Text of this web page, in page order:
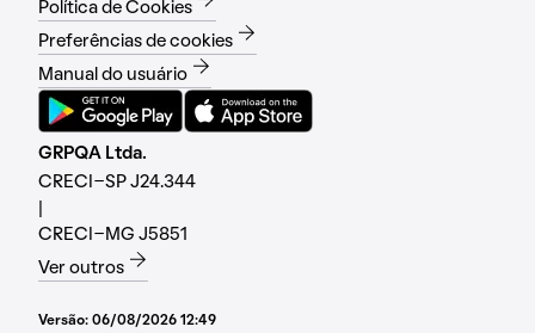
Política de Cookies
Preferências de cookies
Manual do usuário
GRPQA Ltda.
CRECI-SP J24.344
CRECI-MG J5851
Ver outros
Versão: 06/08/2026 12:49